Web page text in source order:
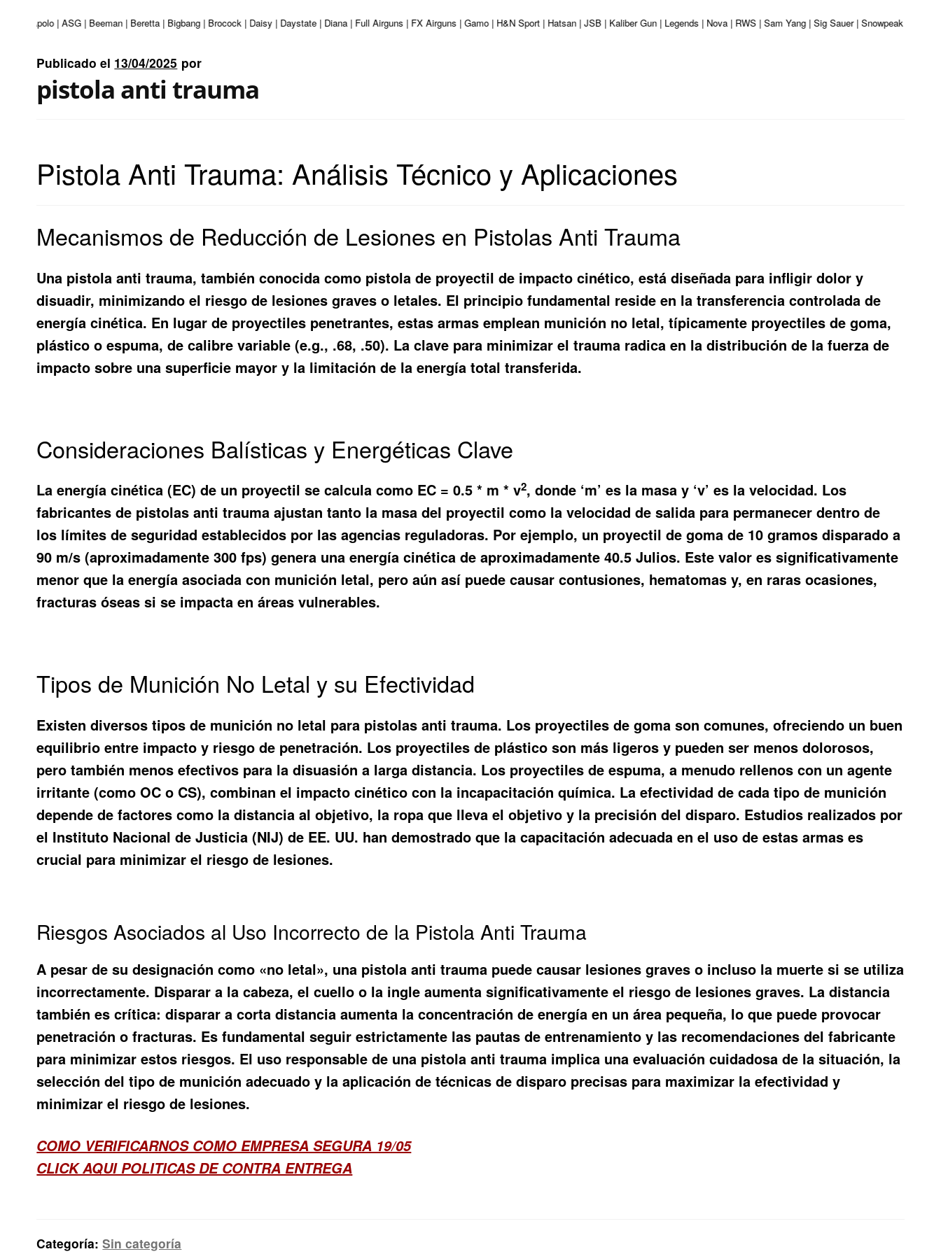
| Apolo | ASG | Beeman | Beretta | Bigbang | Brocock | Daisy | Daystate | Diana | Full Airguns | FX Airguns | Gamo | H&N Sport | Hatsan | JSB | Kaliber Gun | Legends | Nova | RWS | Sam Yang | Sig Sauer | Snowpeak |
Publicado el 13/04/2025 por
pistola anti trauma
Pistola Anti Trauma: Análisis Técnico y Aplicaciones
Mecanismos de Reducción de Lesiones en Pistolas Anti Trauma
Una pistola anti trauma, también conocida como pistola de proyectil de impacto cinético, está diseñada para infligir dolor y
disuadir, minimizando el riesgo de lesiones graves o letales. El principio fundamental reside en la transferencia controlada de
energía cinética. En lugar de proyectiles penetrantes, estas armas emplean munición no letal, típicamente proyectiles de goma,
plástico o espuma, de calibre variable (e.g., .68, .50). La clave para minimizar el trauma radica en la distribución de la fuerza de
impacto sobre una superficie mayor y la limitación de la energía total transferida.
Consideraciones Balísticas y Energéticas Clave
La energía cinética (EC) de un proyectil se calcula como EC = 0.5 * m * v2, donde ‘m’ es la masa y ‘v’ es la velocidad. Los
fabricantes de pistolas anti trauma ajustan tanto la masa del proyectil como la velocidad de salida para permanecer dentro de
los límites de seguridad establecidos por las agencias reguladoras. Por ejemplo, un proyectil de goma de 10 gramos disparado a
90 m/s (aproximadamente 300 fps) genera una energía cinética de aproximadamente 40.5 Julios. Este valor es significativamente
menor que la energía asociada con munición letal, pero aún así puede causar contusiones, hematomas y, en raras ocasiones,
fracturas óseas si se impacta en áreas vulnerables.
Tipos de Munición No Letal y su Efectividad
Existen diversos tipos de munición no letal para pistolas anti trauma. Los proyectiles de goma son comunes, ofreciendo un buen
equilibrio entre impacto y riesgo de penetración. Los proyectiles de plástico son más ligeros y pueden ser menos dolorosos,
pero también menos efectivos para la disuasión a larga distancia. Los proyectiles de espuma, a menudo rellenos con un agente
irritante (como OC o CS), combinan el impacto cinético con la incapacitación química. La efectividad de cada tipo de munición
depende de factores como la distancia al objetivo, la ropa que lleva el objetivo y la precisión del disparo. Estudios realizados por
el Instituto Nacional de Justicia (NIJ) de EE. UU. han demostrado que la capacitación adecuada en el uso de estas armas es
crucial para minimizar el riesgo de lesiones.
Riesgos Asociados al Uso Incorrecto de la Pistola Anti Trauma
A pesar de su designación como «no letal», una pistola anti trauma puede causar lesiones graves o incluso la muerte si se utiliza
incorrectamente. Disparar a la cabeza, el cuello o la ingle aumenta significativamente el riesgo de lesiones graves. La distancia
también es crítica: disparar a corta distancia aumenta la concentración de energía en un área pequeña, lo que puede provocar
penetración o fracturas. Es fundamental seguir estrictamente las pautas de entrenamiento y las recomendaciones del fabricante
para minimizar estos riesgos. El uso responsable de una pistola anti trauma implica una evaluación cuidadosa de la situación, la
selección del tipo de munición adecuado y la aplicación de técnicas de disparo precisas para maximizar la efectividad y
minimizar el riesgo de lesiones.
COMO VERIFICARNOS COMO EMPRESA SEGURA 19/05
CLICK AQUI POLITICAS DE CONTRA ENTREGA
Categoría:Sin categoría